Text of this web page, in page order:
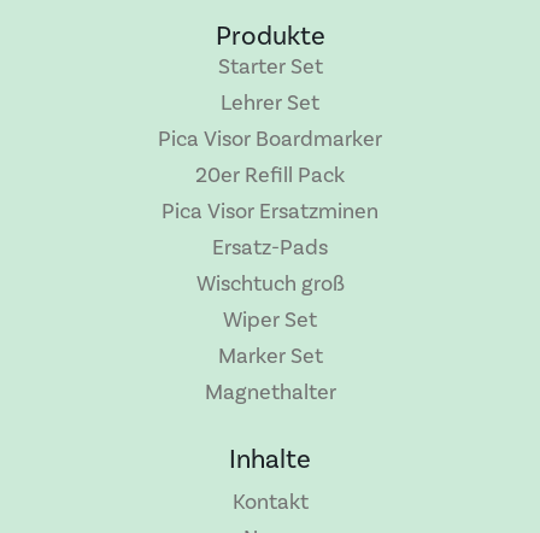
Produkte
Starter Set
Lehrer Set
Pica Visor Boardmarker
20er Refill Pack
Pica Visor Ersatzminen
Ersatz-Pads
Wischtuch groß
Wiper Set
Marker Set
Magnethalter
Inhalte
Kontakt